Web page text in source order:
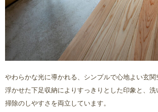
やわらかな光に導かれる、シンプルで心地よい玄関
浮かせた下足収納によりすっきりとした印象と、
掃除のしやすさを両立しています。